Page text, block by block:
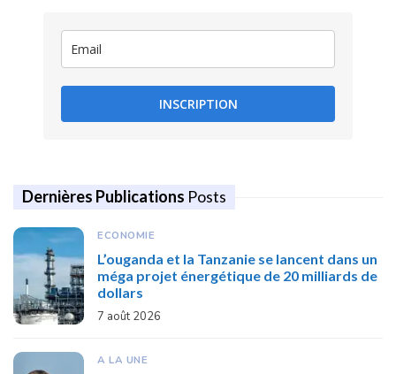
INSCRIPTION
Dernières Publications Posts
ECONOMIE
L’ouganda et la Tanzanie se lancent dans un
méga projet énergétique de 20 milliards de
dollars
7 août 2026
A LA UNE